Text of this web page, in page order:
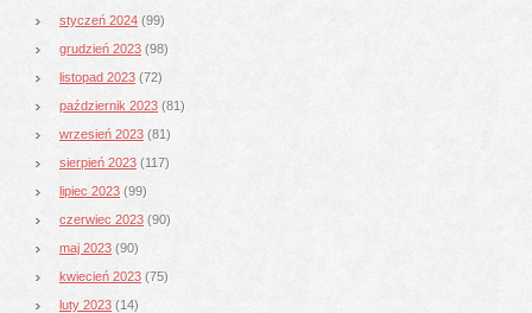
styczeń 2024 (99)
grudzień 2023 (98)
listopad 2023 (72)
październik 2023 (81)
wrzesień 2023 (81)
sierpień 2023 (117)
lipiec 2023 (99)
czerwiec 2023 (90)
maj 2023 (90)
kwiecień 2023 (75)
luty 2023 (14)